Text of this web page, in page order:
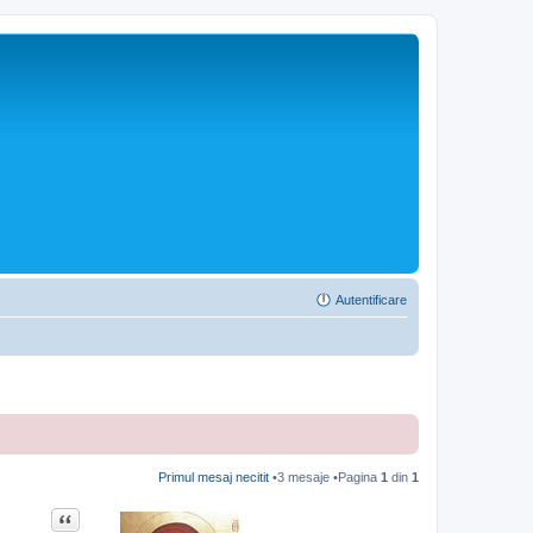
Autentificare
Primul mesaj necitit •3 mesaje •Pagina 1 din 1
Citat